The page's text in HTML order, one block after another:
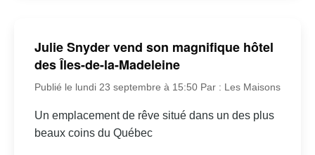
Julie Snyder vend son magnifique hôtel
des Îles-de-la-Madeleine
Publié le lundi 23 septembre à 15:50 Par : Les Maisons
Un emplacement de rêve situé dans un des plus
beaux coins du Québec